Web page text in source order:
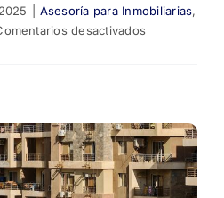
Asesoría para Inmobiliarias,
desactivados
Una
guía
para
propietarios